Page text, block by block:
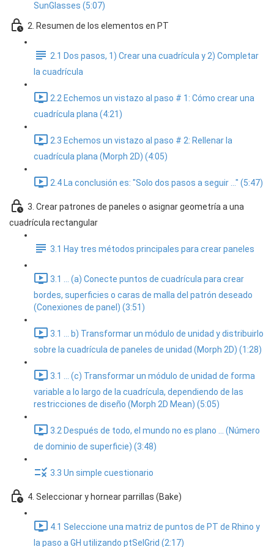
SunGlasses (5:07)
2. Resumen de los elementos en PT
2.1 Dos pasos, 1) Crear una cuadrícula y 2) Completar
la cuadrícula
2.2 Echemos un vistazo al paso # 1: Cómo crear una
cuadrícula plana (4:21)
2.3 Echemos un vistazo al paso # 2: Rellenar la
cuadrícula plana (Morph 2D) (4:05)
2.4 La conclusión es: "Solo dos pasos a seguir ..." (5:47)
3. Crear patrones de paneles o asignar geometría a una
cuadrícula rectangular
3.1 Hay tres métodos principales para crear paneles
3.1 ... (a) Conecte puntos de cuadrícula para crear
bordes, superficies o caras de malla del patrón deseado
(Conexiones de panel) (3:51)
3.1 ... b) Transformar un módulo de unidad y distribuirlo
sobre la cuadrícula de paneles de unidad (Morph 2D) (1:28)
3.1 ... (c) Transformar un módulo de unidad de forma
variable a lo largo de la cuadrícula, dependiendo de las
restricciones de diseño (Morph 2D Mean) (5:05)
3.2 Después de todo, el mundo no es plano ... (Número
de dominio de superficie) (3:48)
3.3 Un simple cuestionario
4. Seleccionar y hornear parrillas (Bake)
4.1 Seleccione una matriz de puntos de PT de Rhino y
la paso a GH utilizando ptSelGrid (2:17)